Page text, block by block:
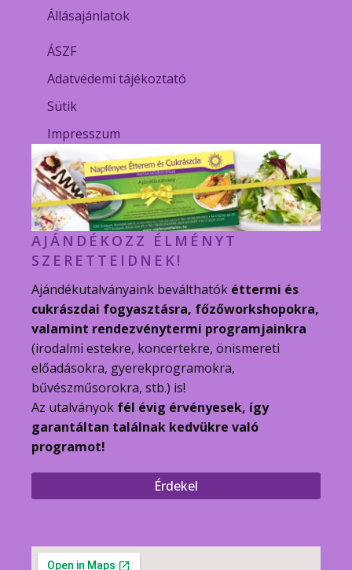
Állásajánlatok
ÁSZF
Adatvédemi tájékoztató
Sütik
Impresszum
AJÁNDÉKOZZ ÉLMÉNYT
SZERETTEIDNEK!
Ajándékutalványaink beválthatók éttermi és
cukrászdai fogyasztásra, főzőworkshopokra,
valamint rendezvénytermi programjainkra
(irodalmi estekre, koncertekre, önismereti
előadásokra, gyerekprogramokra,
bűvészműsorokra, stb.) is!
Az utalványok fél évig érvényesek, így
garantáltan találnak kedvükre való
programot!
Érdekel